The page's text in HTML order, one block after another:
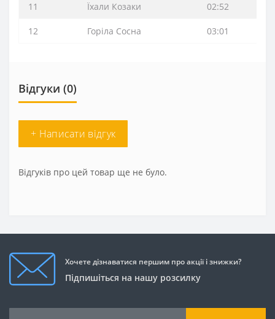
11 Їхали Козаки 02:52
12 Горіла Сосна 03:01
Відгуки (0)
+ Написати відгук
Відгуків про цей товар ще не було.
Хочете дізнаватися першим про акції і знижки?
Підпишіться на нашу розсилку